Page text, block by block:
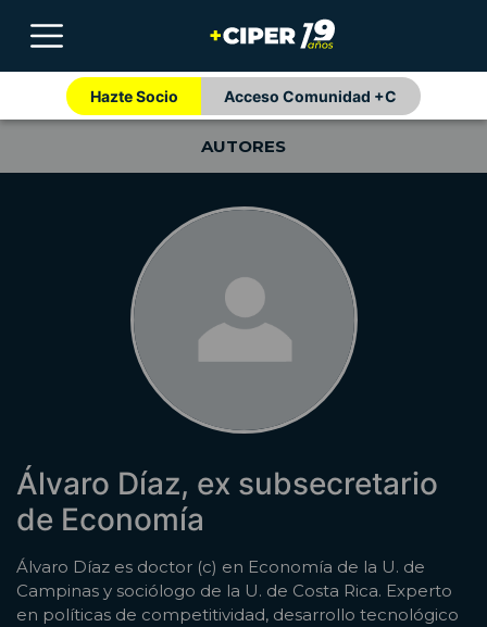
Hazte Socio Acceso Comunidad +C
AUTORES
Álvaro Díaz, ex subsecretario
de Economía
Álvaro Díaz es doctor (c) en Economía de la U. de
Campinas y sociólogo de la U. de Costa Rica. Experto
en políticas de competitividad, desarrollo tecnológico